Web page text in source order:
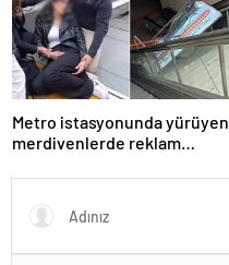
Metro istasyonunda yürüyen
merdivenlerde reklam
düştü